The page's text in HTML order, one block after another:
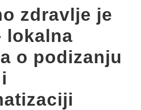
zdravlje je
lokalna
o podizanju